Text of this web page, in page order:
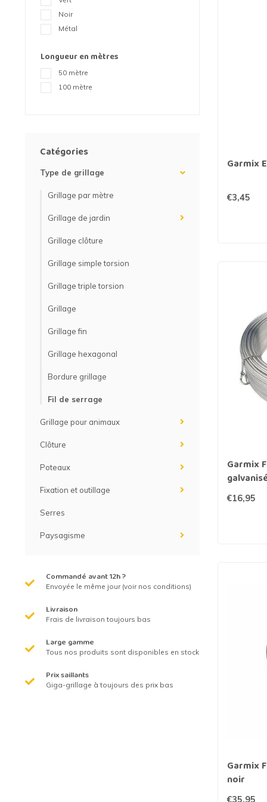
Bordure grillage
Fil de serrage
Noir
Métal
Longueur en mètres
50 mètre
100 mètre
Catégories
Type de grillage
Grillage par mètre
Grillage de jardin
Grillage clôture
Grillage simple torsion
Grillage triple torsion
Grillage
Grillage fin
Grillage hexagonal
Bordure grillage
Fil de serrage
Grillage pour animaux
Clôture
Poteaux
Fixation et outillage
Serres
Paysagisme
Commandé avant 12h ?
Envoyée le même jour (voir nos conditions)
Livraison
Frais de livraison toujours bas
Large gamme
Tous nos produits sont disponibles en stock
Prix saillants
Giga-grillage à toujours des prix bas
Garmix
€3,45
Garmix
€16,95
Garmix
noir
€35,95